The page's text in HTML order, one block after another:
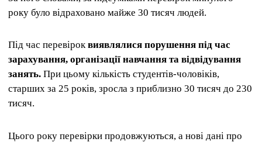
року було відраховано майже 30 тисяч людей.
Під час перевіроквиявлялися порушення під час
зарахування, організації навчання та відвідування
занять. При цьому кількість студентів-чоловіків,
старших за 25 років, зросла з приблизно 30 тисяч до 230
тисяч.
Цього року перевірки продовжуються, а нові дані про